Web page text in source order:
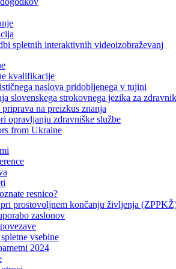
spletnih interaktivnih videoizobraževanj
kvalifikacije
naslova pridobljenega v tujini
slovenskega strokovnega jezika za
na preizkus znanja
opravljanju zdravniške službe
from Ukraine
resnico?
prostovoljnem končanju življenja
zaslonov
vsebine
2024